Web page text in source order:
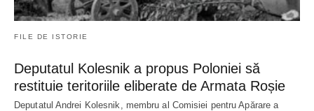
FILE DE ISTORIE
Deputatul Kolesnik a propus Poloniei să
restituie teritoriile eliberate de Armata Roșie
Deputatul Andrei Kolesnik, membru al Comisiei pentru Apărare a